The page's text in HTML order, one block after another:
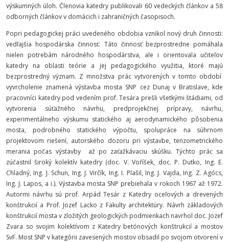
výskumných úloh. Členovia katedry publikovali 60 vedeckých článkov a 58
odborných článkov v domácich i zahraničných časopisoch.
Popri pedagogickej práci uvedeného obdobia vznikol nový druh činnosti:
vedľajšia hospodárska činnosť. Táto činnosť bezprostredne pomáhala
nielen potrebám národného hospodárstva, ale i orientovala učiteľov
katedry na oblasti teórie a jej pedagogického využitia, ktoré majú
bezprostredný význam. Z množstva prác vytvorených v tomto období
vyvrcholenie znamená výstavba mosta SNP cez Dunaj v Bratislave, kde
pracovníci katedry pod vedením prof. Tesára prešli všetkými štádiami, od
vytvorenia súťažného návrhu, predprojekčnej prípravy, návrhu,
experimentálneho výskumu statického aj aerodynamického pôsobenia
mosta, podrobného statického výpočtu, spolupráce na súhrnom
projektovom riešení, autorského dozoru pri výstavbe, tenzometrického
merania počas výstavby až po zaťažkávaciu skúšku. Týchto prác sa
zúčastnil široký kolektív katedry (doc. V. Voříšek, doc. P. Dutko, Ing. E.
Chladný, Ing. J. Schun, Ing. J. Virčík, Ing. I. Plašil, Ing. J. Vajda, Ing. Z. Agócs,
Ing. J. Lapos, a i.). Výstavba mosta SNP prebiehala v rokoch 1967 až 1972.
Autormi návrhu sú prof. Arpád Tesár z Katedry oceľových a drevených
konštrukcií a Prof. Jozef Lacko z Fakulty architektúry. Návrh základových
konštrukcií mosta v zložitých geologických podmienkach navrhol doc. Jozef
Zvara so svojim kolektívom z Katedry betónových konštrukcií a mostov
SvF. Most SNP v kategórii zavesených mostov obsadil po svojom otvorení v